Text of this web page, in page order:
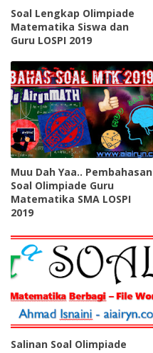
Soal Lengkap Olimpiade
Matematika Siswa dan
Guru LOSPI 2019
Muu Dah Yaa.. Pembahasan
Soal Olimpiade Guru
Matematika SMA LOSPI
2019
Salinan Soal Olimpiade